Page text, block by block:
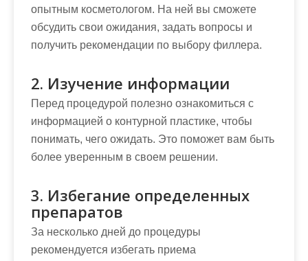
опытным косметологом. На ней вы сможете
обсудить свои ожидания, задать вопросы и
получить рекомендации по выбору филлера.
2. Изучение информации
Перед процедурой полезно ознакомиться с
информацией о контурной пластике, чтобы
понимать, чего ожидать. Это поможет вам быть
более уверенным в своем решении.
3. Избегание определенных
препаратов
За несколько дней до процедуры
рекомендуется избегать приема